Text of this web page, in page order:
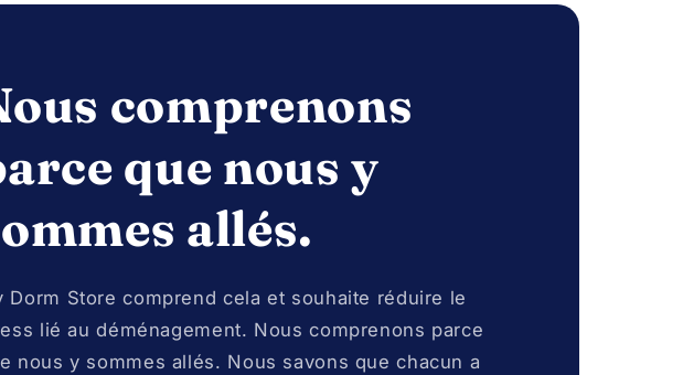
comprenons
que nous y
allés.
Dorm Store comprend cela et souhaite réduire le
lié au déménagement. Nous comprenons parce
nous y sommes allés. Nous savons que chacun a